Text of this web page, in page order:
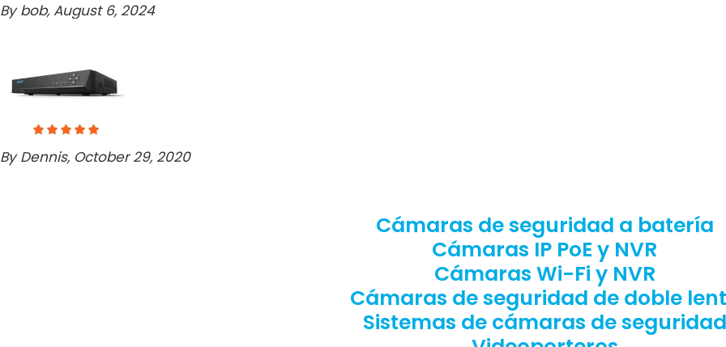
By bob, August 6, 2024
By Dennis, October 29, 2020
Cámaras de seguridad a batería
Cámaras IP PoE y NVR
Cámaras Wi-Fi y NVR
Cámaras de seguridad de doble
Sistemas de cámaras de seguridad